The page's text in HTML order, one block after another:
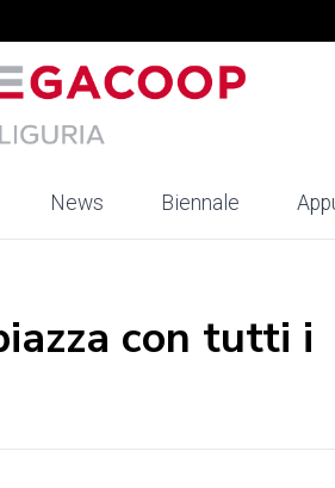
News Biennale
con tutti i